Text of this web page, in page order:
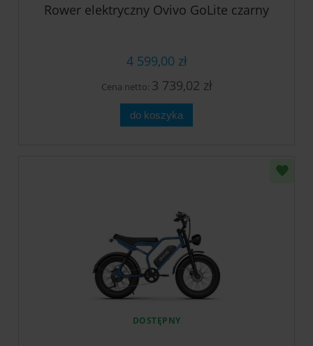
Rower elektryczny Ovivo GoLite czarny
4 599,00 zł
Cena netto: 3 739,02 zł
do koszyka
DOSTĘPNY